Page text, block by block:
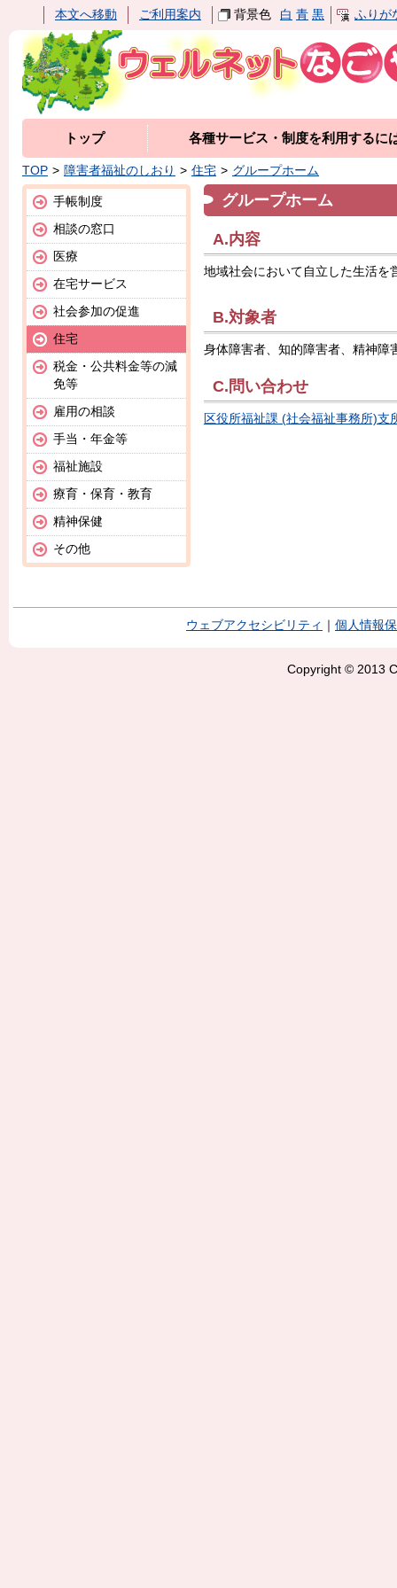
本文へ移動 ご利用案内 背景色 白 青 黒 ふりが
トップ 各種サービス・制度を利用するに
TOP 障害者福祉のしおり 住宅 グループホーム
グループホーム
A.内容
地域社会において自立した生活を
B.対象者
身体障害者、知的障害者、精神障
C.問い合わせ
区役所福祉課 (社会福祉事務所)支
手帳制度
相談の窓口
医療
在宅サービス
社会参加の促進
住宅
税金・公共料金等の減
免等
雇用の相談
手当・年金等
福祉施設
療育・保育・教育
精神保健
その他
ウェブアクセシビリティ 個人情報
Copyright © 2013